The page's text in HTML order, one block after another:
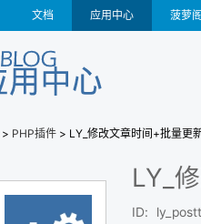
文档 应用中心 菠萝阁
> PHP插件 > LY_修改文章时间+批量更
LY_
ID: